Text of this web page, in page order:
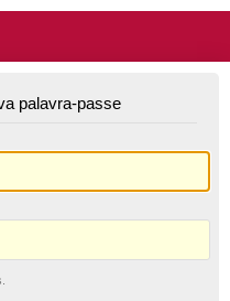
palavra-passe